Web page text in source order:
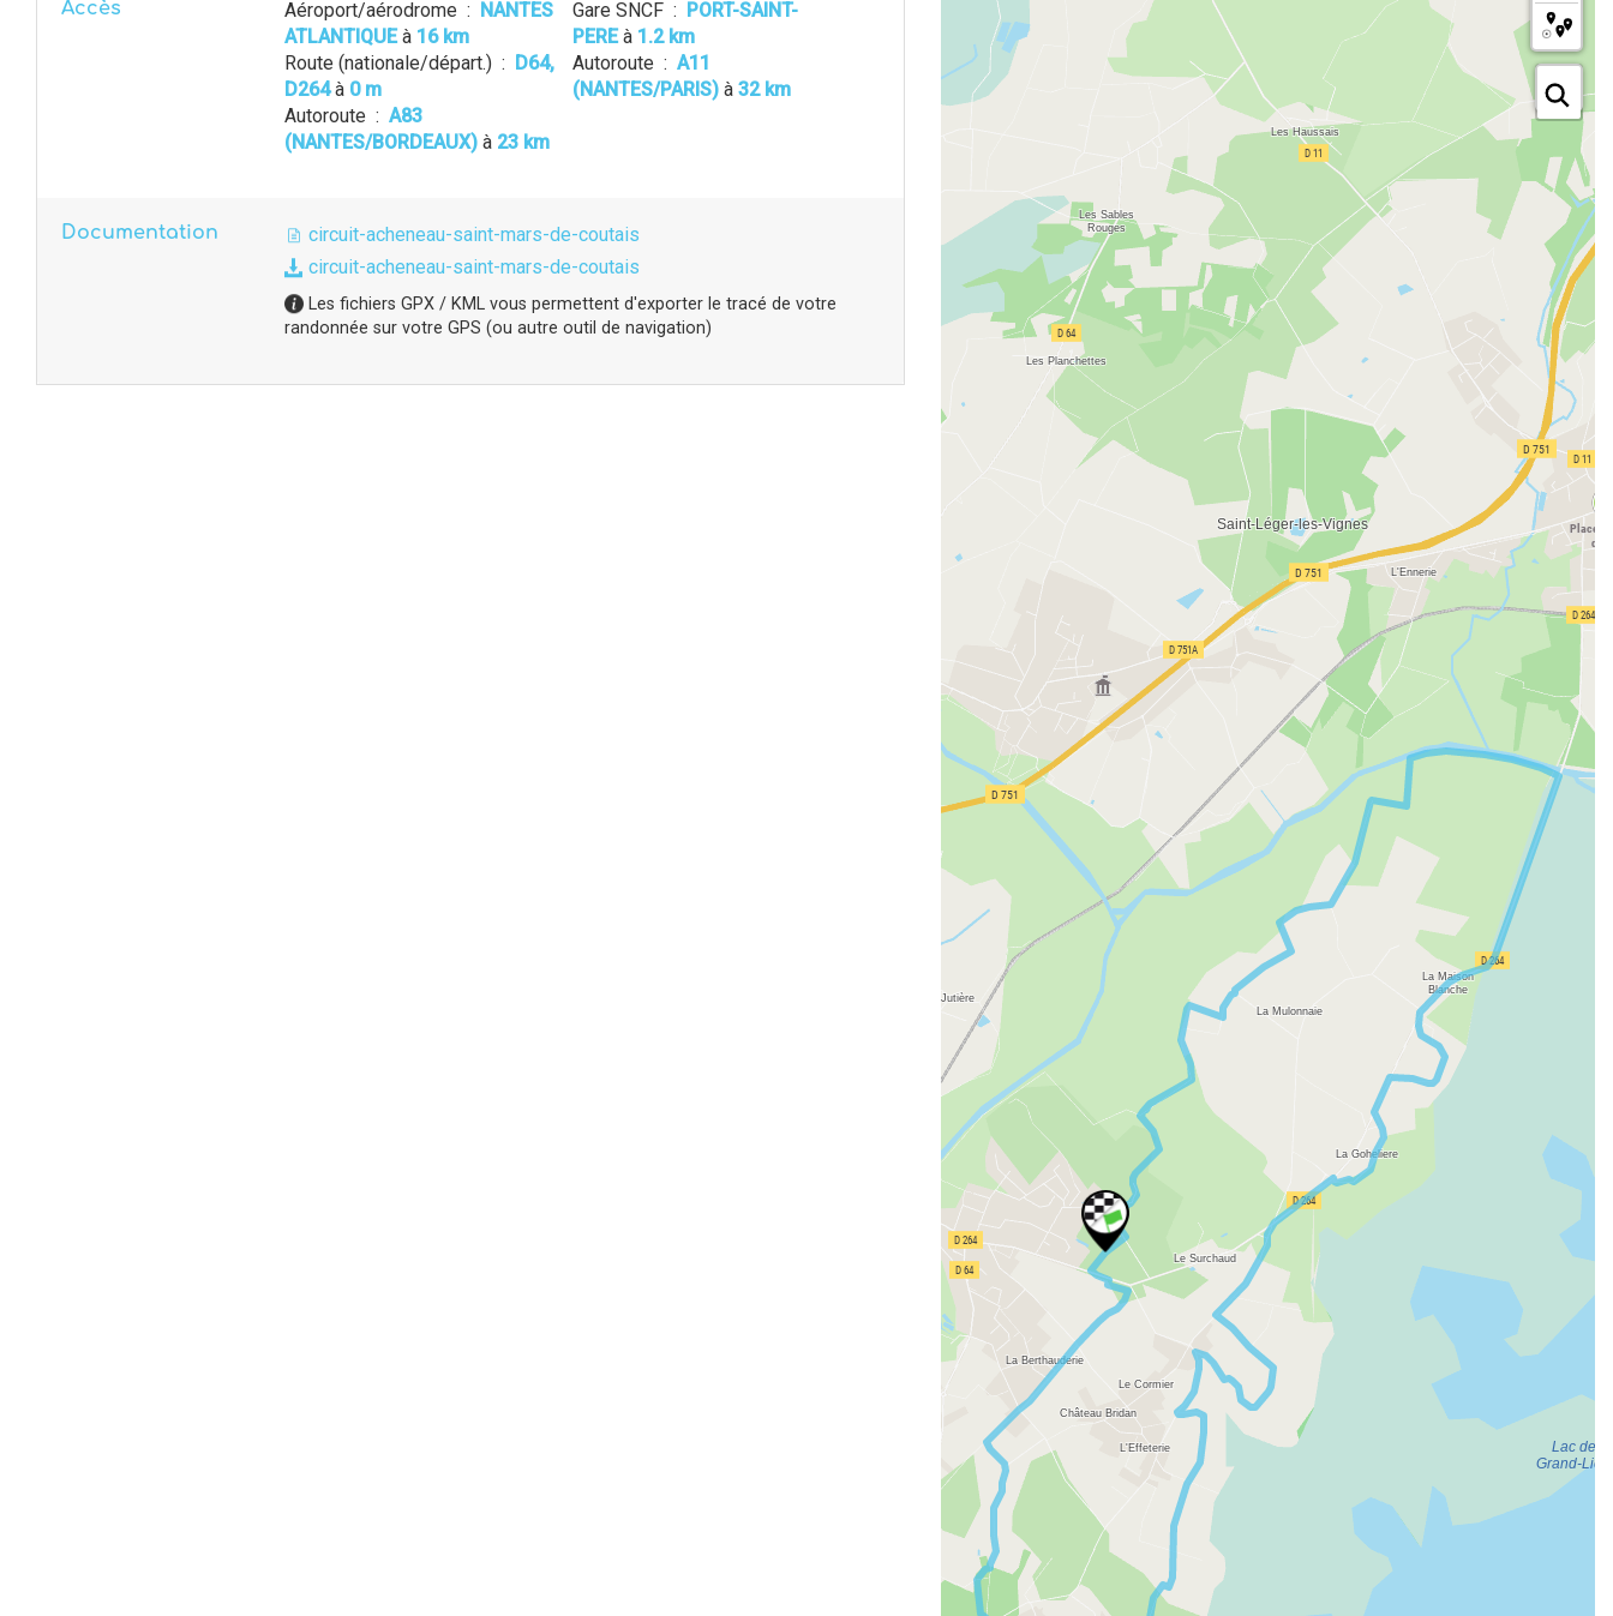
Accès Aéroport/aérodrome : NANTES
ATLANTIQUEà 16 km
Gare SNCF : PORT-SAINT-
PEREà 1.2 km
Route (nationale/départ.): D64,
D264à 0 m
Autoroute :A11
(NANTES/PARIS) à32 km
Autoroute : A83
(NANTES/BORDEAUX)à 23 km
Documentation
circuit-acheneau-saint-mars-de-coutais
circuit-acheneau-saint-mars-de-coutais
Les fichiers GPX / KML vous permettent d'exporter le tracé de votre
randonnée sur votre GPS (ou autre outil de navigation)